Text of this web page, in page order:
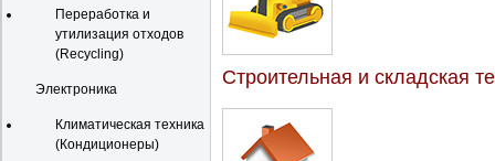
Переработка и
утилизация отходов
(Recycling)
Электроника
Климатическая техника
(Кондиционеры)
Строительная и складская